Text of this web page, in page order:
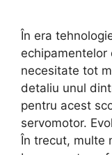
În era
necesitate tot
detaliu unul
pentru acest
servomotor.
În trecut, multe